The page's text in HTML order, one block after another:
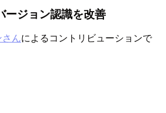
ジョン認識を改善
んによるコントリビューションで